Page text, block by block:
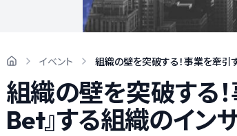
イベント 組織の壁を突破する！事業を牽引
組織の壁を突破する
Bet』する組織のイン